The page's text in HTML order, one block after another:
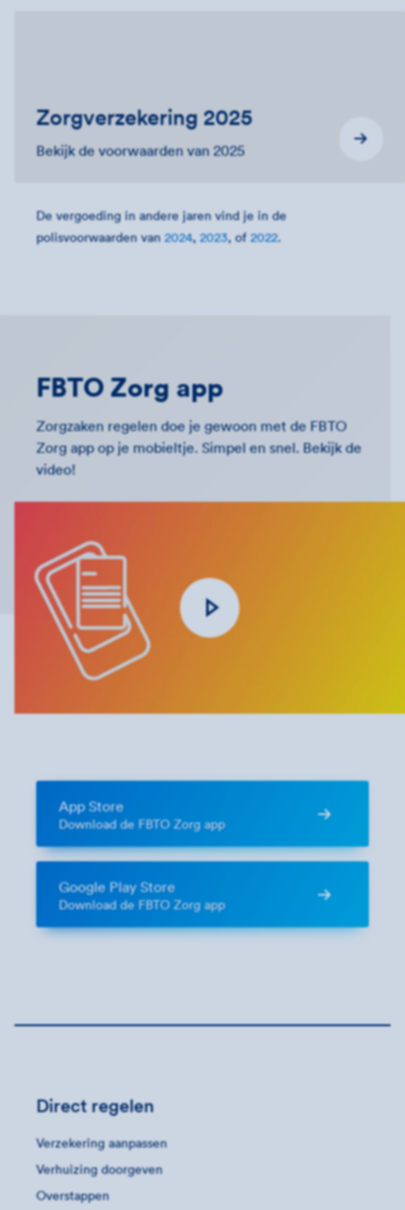
Zorgverzekering 2025
Bekijk de voorwaarden van 2025
De vergoeding in andere jaren vind je in de
polisvoorwaarden van2024,2023, of2022.
FBTO Zorg app
Zorgzaken regelen doe je gewoon met de FBTO
Zorg app op je mobieltje. Simpel en snel. Bekijk de
video!
App Store
Download de FBTO Zorg app
Google Play Store
Download de FBTO Zorg app
Direct regelen
Verzekering aanpassen
Verhuizing doorgeven
Overstappen